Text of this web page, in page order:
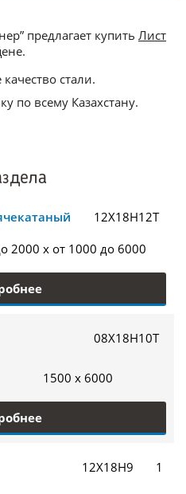
предлагает купить Лист
стали.
по всему Казахстану.
12Х18Н12Т
2000 x от 1000 до 6000
08Х18Н10Т
1500 x 6000
12Х18Н9 1